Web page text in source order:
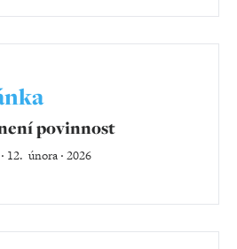
povinnost
12. února ‧ 2026